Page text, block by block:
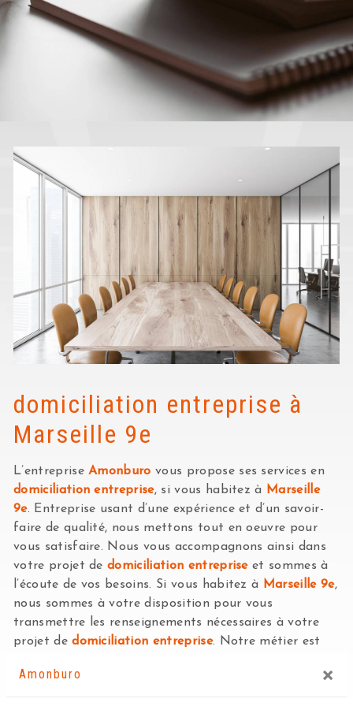
Amonburo ×
domiciliation entreprise à
Marseille 9e
L’entrepriseAmonburo vous propose ses services en
domiciliation entreprise, si vous habitez à
Marseille
9e. Entreprise usant d’une expérience et d’un savoir-
faire de qualité, nous mettons tout en oeuvre pour
vous satisfaire. Nous vous accompagnons ainsi dans
votre projet dedomiciliation entrepriseet sommes à
l’écoute de vos besoins. Si vous habitez à Marseille 9e,
nous sommes à votre disposition pour vous
transmettre les renseignements nécessaires à votre
projet dedomiciliation entreprise. Notre métier est
renforce encore plus notre désir de réussir. Toute notre